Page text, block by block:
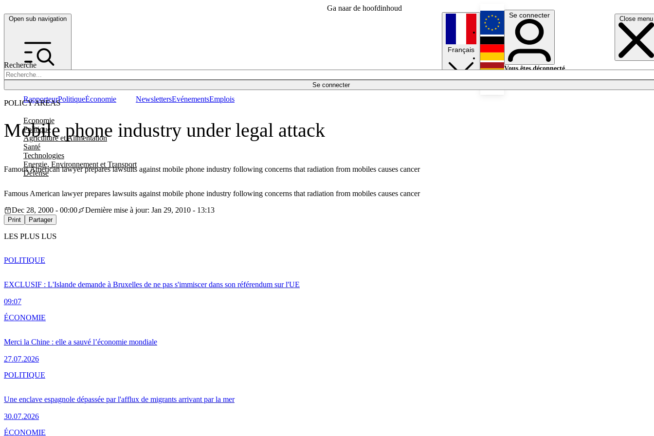
Ga naar de hoofdinhoud
Open sub navigation Close menu
Recherche
Se connecter
POLICY AREAS
Economie
Politique
Agriculture et Alimentation
Santé
Technologies
Energie, Environnement et Transport
Défense
RapporteurPolitiqueÉconomie NewslettersEvénementsEmplois
Français
English
Deutsch
Se connecter
Vous êtes déconnecté.
Mobile phone industry under legal attack
Famous American lawyer prepares lawsuits against mobile phone industry following concerns that radiation from mobiles causes cancer
Famous American lawyer prepares lawsuits against mobile phone industry following concerns that radiation from mobiles causes cancer
Dec 28, 2000 - 00:00
Dernière mise à jour: Jan 29, 2010 - 13:13
Print Partager
LES PLUS LUS
EXCLUSIF : L'Islande demande à Bruxelles de ne pas s'immiscer dans son référendum sur l'UE
09:07
POLITIQUE
Merci la Chine : elle a sauvé l’économie mondiale
27.07.2026
ÉCONOMIE
Une enclave espagnole dépassée par l'afflux de migrants arrivant par la mer
30.07.2026
POLITIQUE
ÉCONOMIE